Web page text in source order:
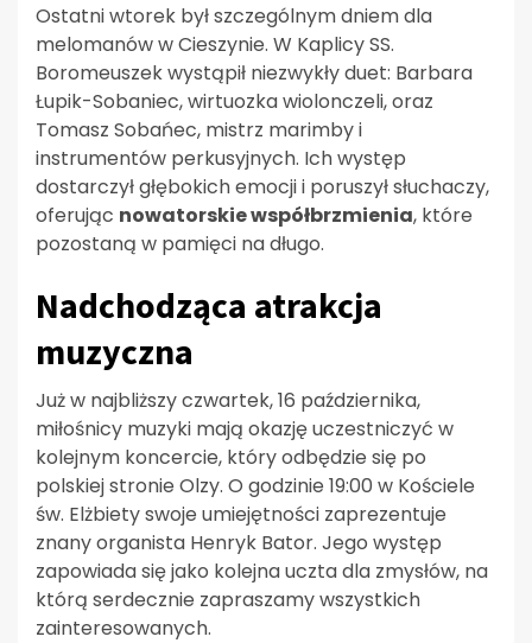
Ostatni wtorek był szczególnym dniem dla
melomanów w Cieszynie. W Kaplicy SS.
Boromeuszek wystąpił niezwykły duet: Barbara
Łupik-Sobaniec, wirtuozka wiolonczeli, oraz
Tomasz Sobańec, mistrz marimby i
instrumentów perkusyjnych. Ich występ
dostarczył głębokich emocji i poruszył słuchaczy,
oferując nowatorskie współbrzmienia, które
pozostaną w pamięci na długo.
Nadchodząca atrakcja
muzyczna
Już w najbliższy czwartek, 16 października,
miłośnicy muzyki mają okazję uczestniczyć w
kolejnym koncercie, który odbędzie się po
polskiej stronie Olzy. O godzinie 19:00 w Kościele
św. Elżbiety swoje umiejętności zaprezentuje
znany organista Henryk Bator. Jego występ
zapowiada się jako kolejna uczta dla zmysłów, na
którą serdecznie zapraszamy wszystkich
zainteresowanych.